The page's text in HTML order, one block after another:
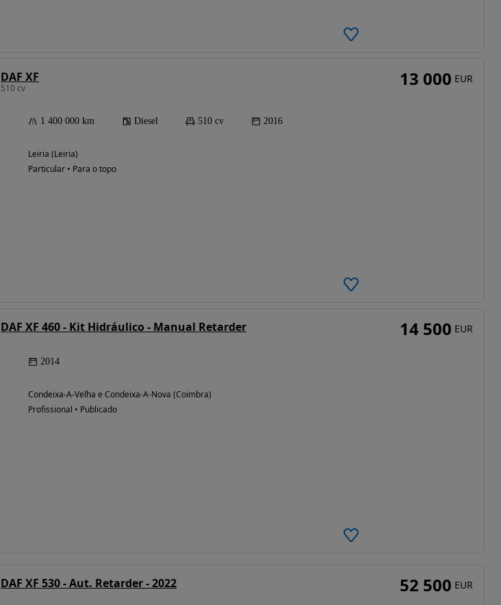
DAF XF
510 cv
1 400 000 km Diesel 510 cv 2016
Leiria (Leiria)
Particular • Para o topo
13 000 EUR
DAF XF 460 - Kit Hidráulico - Manual Retarder
2014
Condeixa-A-Velha e Condeixa-A-Nova (Coimbra)
Profissional • Publicado
14 500 EUR
DAF XF 530 - Aut. Retarder - 2022 52 500 EUR